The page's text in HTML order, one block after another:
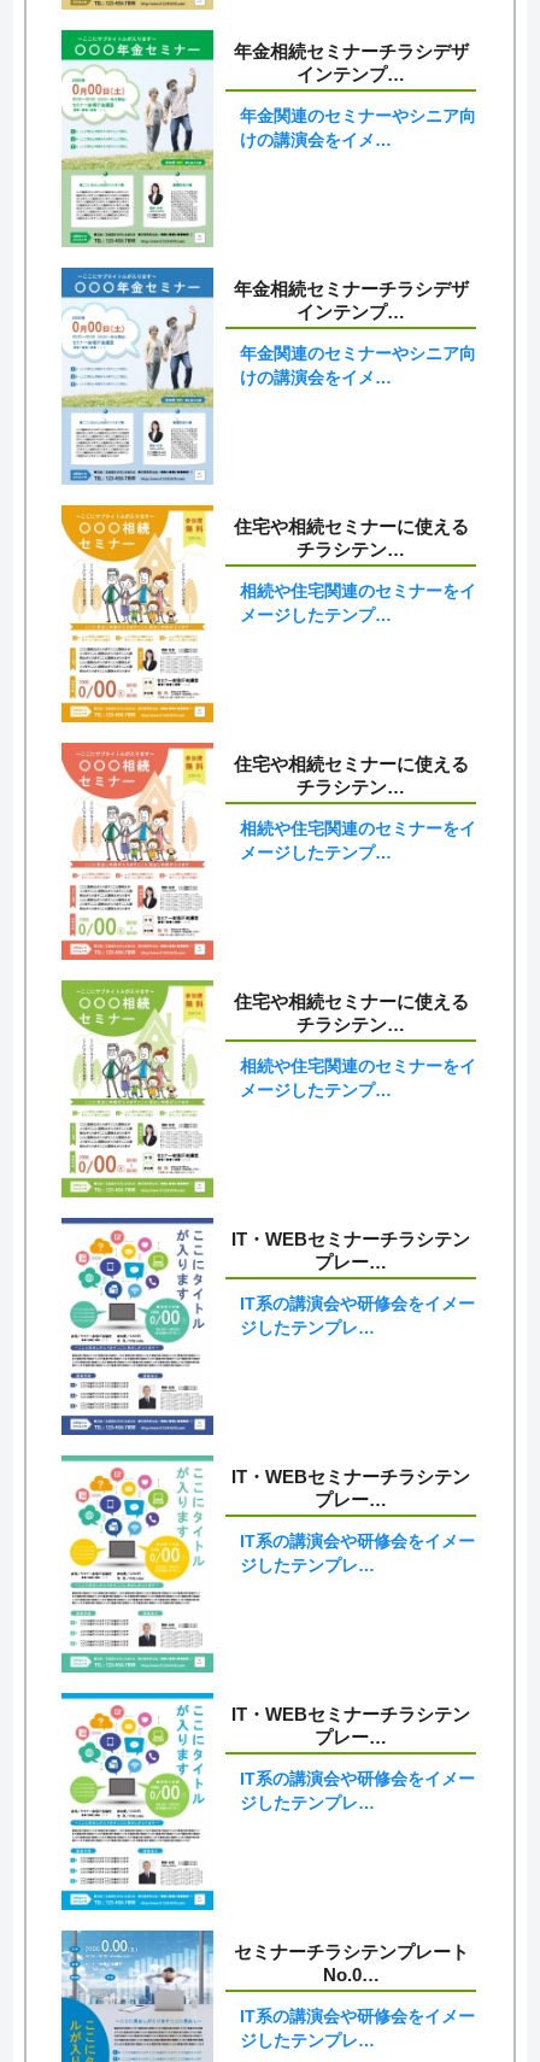
年金相続セミナーチラシデザ
インテンプ…
年金関連のセミナーやシニア向
けの講演会をイメ…
年金相続セミナーチラシデザ
インテンプ…
年金関連のセミナーやシニア向
けの講演会をイメ…
住宅や相続セミナーに使える
チラシテン…
相続や住宅関連のセミナーをイ
メージしたテンプ…
住宅や相続セミナーに使える
チラシテン…
相続や住宅関連のセミナーをイ
メージしたテンプ…
住宅や相続セミナーに使える
チラシテン…
相続や住宅関連のセミナーをイ
メージしたテンプ…
IT・WEBセミナーチラシテン
プレー…
IT系の講演会や研修会をイメー
ジしたテンプレ…
IT・WEBセミナーチラシテン
プレー…
IT系の講演会や研修会をイメー
ジしたテンプレ…
IT・WEBセミナーチラシテン
プレー…
IT系の講演会や研修会をイメー
ジしたテンプレ…
セミナーチラシテンプレート
No.0…
IT系の講演会や研修会をイメー
ジしたテンプレ…